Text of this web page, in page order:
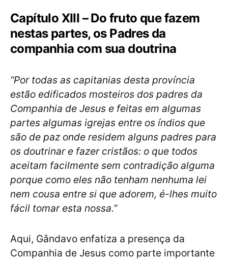
Capítulo XIII – Do fruto que fazem
nestas partes, os Padres da
companhia com sua doutrina
“Por todas as capitanias desta província
estão edificados mosteiros dos padres da
Companhia de Jesus e feitas em algumas
partes algumas igrejas entre os índios que
são de paz onde residem alguns padres para
os doutrinar e fazer cristãos: o que todos
aceitam facilmente sem contradição alguma
porque como eles não tenham nenhuma lei
nem cousa entre si que adorem, é-lhes muito
fácil tomar esta nossa.”
Aqui, Gândavo enfatiza a presença da
Companhia de Jesus como parte importante